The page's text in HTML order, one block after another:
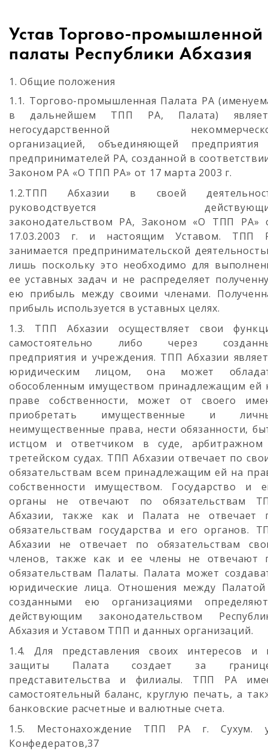
Устав Торгово-промышленной
палаты Республики Абхазия
1. Общие положения
1.1. Торгово-промышленная Палата РА
в дальнейшем ТПП РА, Палата)
негосударственной
организацией, объединяющей
предпринимателей РА, созданной в
Законом РА «О ТПП РА» от 17 марта 2003 г.
1.2.ТПП Абхазии в своей
руководствуется
законодательством РА, Законом «О ТПП РА»
17.03.2003 г. и настоящим Уставом. ТПП
занимается предпринимательской
лишь поскольку это необходимо для
ее уставных задач и не распределяет
ею прибыль между своими членами.
прибыль используется в уставных целях.
1.3. ТПП Абхазии осуществляет свои
самостоятельно либо через
предприятия и учреждения. ТПП Абхазии
юридическим лицом, она может
обособленным имуществом принадлежащим ей
праве собственности, может от своего
приобретать имущественные и
неимущественные права, нести обязанности,
истцом и ответчиком в суде,
третейском судах. ТПП Абхазии отвечает по
обязательствам всем принадлежащим ей на
собственности имуществом. Государство и
органы не отвечают по обязательствам
Абхазии, также как и Палата не отвечает
обязательствам государства и его органов.
Абхазии не отвечает по обязательствам
членов, также как и ее члены не отвечают
обязательствам Палаты. Палата может
юридические лица. Отношения между
созданными ею организациями
действующим законодательством
Абхазия и Уставом ТПП и данных организаций.
1.4. Для представления своих интересов и
защиты Палата создает за
представительства и филиалы. ТПП РА
самостоятельный баланс, круглую печать, а
банковские расчетные и валютные счета.
1.5. Местонахождение ТПП РА г. Сухум.
Конфедератов,37